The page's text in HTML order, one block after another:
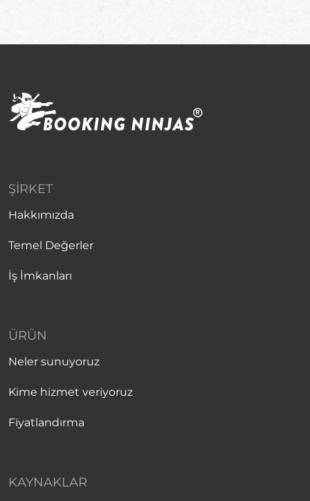
ŞIRKET
Hakkımızda
Temel Değerler
İş İmkanları
ÜRÜN
Neler sunuyoruz
Kime hizmet veriyoruz
Fiyatlandırma
KAYNAKLAR